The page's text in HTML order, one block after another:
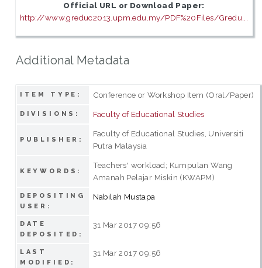
Official URL or Download Paper:
http://www.greduc2013.upm.edu.my/PDF%20Files/Gredu...
Additional Metadata
ITEM TYPE: Conference or Workshop Item (Oral/Paper)
DIVISIONS: Faculty of Educational Studies
PUBLISHER:
Faculty of Educational Studies, Universiti
Putra Malaysia
KEYWORDS:
Teachers' workload; Kumpulan Wang
Amanah Pelajar Miskin (KWAPM)
DEPOSITING
USER:
Nabilah Mustapa
DATE
DEPOSITED:
31 Mar 2017 09:56
LAST
MODIFIED:
31 Mar 2017 09:56